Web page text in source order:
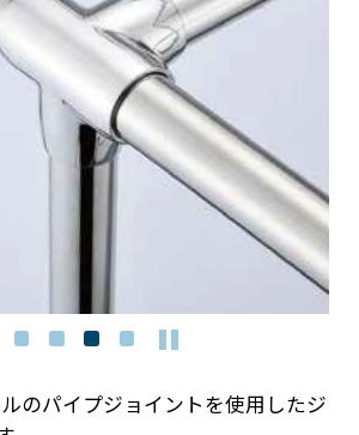
のパイプジョイントを使用したジ